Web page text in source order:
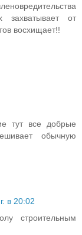
захватывает от
восхищает!!
тут все добрые
обычную
в 20:02
строительным